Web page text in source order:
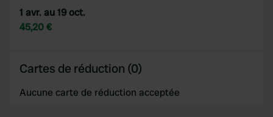
1 avr. au 19 oct.
45,20 €
Cartes de réduction (0)
Aucune carte de réduction acceptée